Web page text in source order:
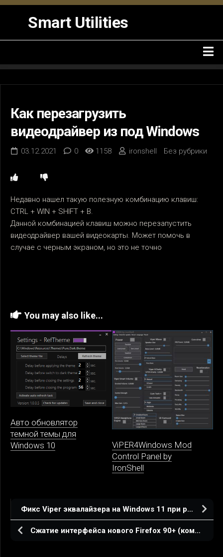
Skip
Smart Utilities
Как перезагрузить
видеодрайвер из под Windows
03.12.2021 0 1158 ironshell Без рубрики
Недавно нашел такую полезную комбинацию клавиш:
CTRL + WIN + SHIFT + B.
Данной комбинацией клавиш можно перезапустить
видеодрайвер вашей видеокарты. Может помочь в
случае с черным экраном, но это не точно
You may also like...
Авто обновлятор
темной темы для
Windows 10
ViPER4Windows Mod
Control Panel by
IronShell
Фикс Viper эквалайзера на Windows 11 при работе с Bluetooth устройствами.
Сжатие интерфейса нового Firefox 90+ (компактная панель)